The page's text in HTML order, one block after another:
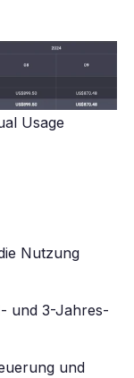
Usage
Nutzung
und 3-Jahres-
und